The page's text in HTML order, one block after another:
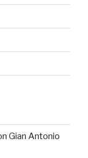
Gian Antonio